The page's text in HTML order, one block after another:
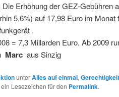
Erhöhung der GEZ-Gebühren
5,6%) auf 17,98 Euro im Monat
.
= 7,3 Millarden Euro. Ab 2009
Marc aus Sinzig
unterAlles auf einmal,Gerechtigkeit
Lesezeichen für den Permalink.